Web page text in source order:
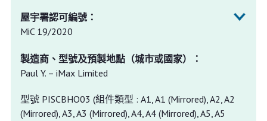
MiC 19/2020
Paul Y. – iMax Limited
型號 PISCBHO03 (組件類型 : A1, A1 (Mirrored), A2, A2
(Mirrored), A3, A3 (Mirrored), A4, A4 (Mirrored), A5, A5